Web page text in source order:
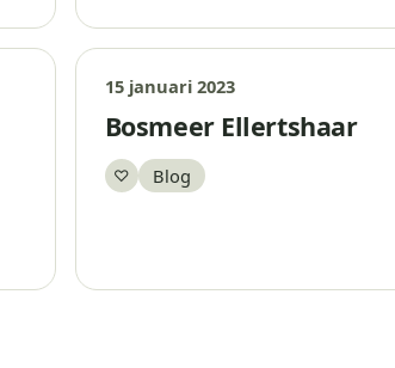
15 januari 2023
Bosmeer Ellertshaar
♡Bewaar
Blog